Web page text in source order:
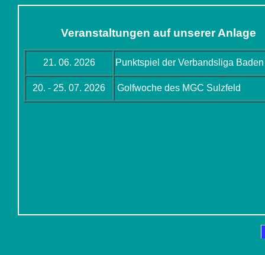
Veranstaltungen auf unserer Anlage
21. 06. 2026 Punktspiel der Verbandsliga Baden
20. - 25. 07. 2026 Golfwoche des MGC Sulzfeld